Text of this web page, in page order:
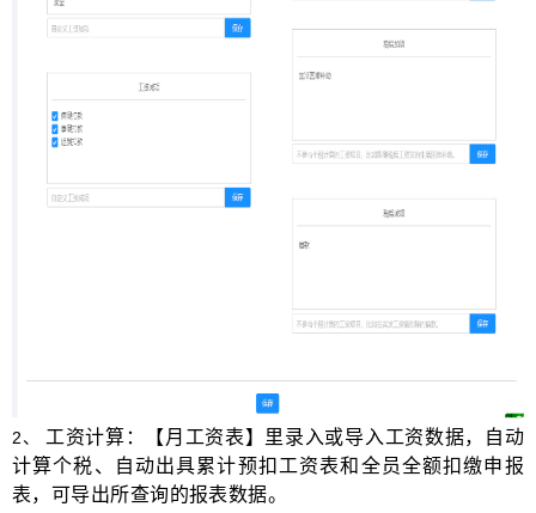
2、
工资计算：【月工资表】里录入或导入工资数据，自动
计算个税、自动出具累计预扣工资表和全员全额扣缴申报
表，可导出所查询的报表数据。